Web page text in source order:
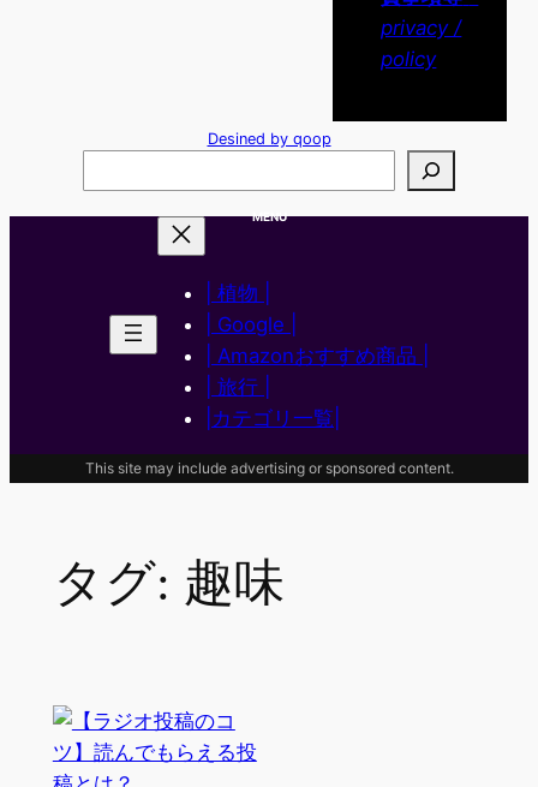
privacy /
policy
Desined by qoop
MENU
| 植物 |
| Google |
| Amazonおすすめ商品 |
| 旅行 |
|カテゴリ一覧|
This site may include advertising or sponsored content.
タグ: 趣味